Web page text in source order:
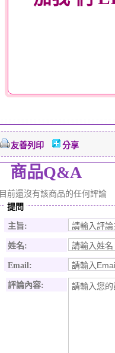
友善列印 分享
商品Q&A
目前還沒有該商品的任何評論
提問
主旨:
姓名:
Email:
評論內容: